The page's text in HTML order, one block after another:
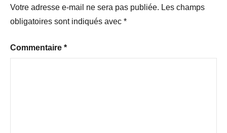
Votre adresse e-mail ne sera pas publiée. Les champs
obligatoires sont indiqués avec *
Commentaire *